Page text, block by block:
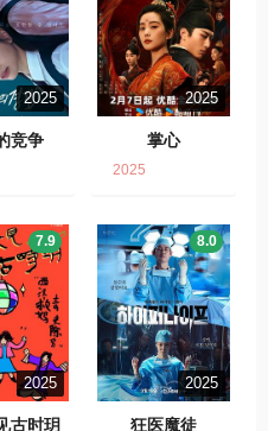
2025
竞争
2025
掌心
2025
2025
古时玥
7.9
2025
狂医魔徒
8.0